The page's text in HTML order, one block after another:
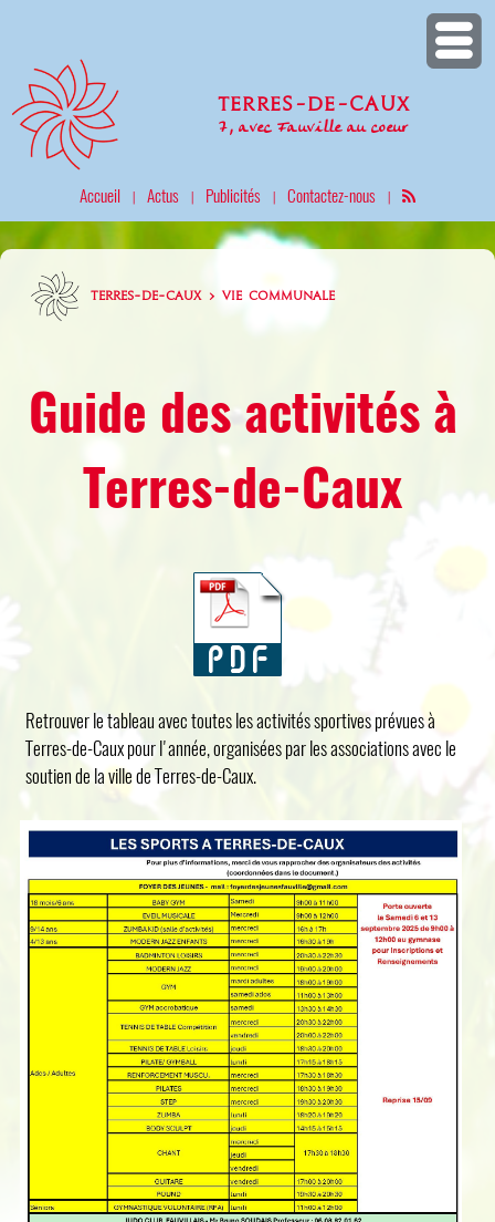
Terres-de-Caux
7, avec Fauville au coeur
Accueil | Actus | Publicités | Contactez-nous |
TERRES-DE-CAUX > VIE COMMUNALE
Guide des activités à
Terres-de-Caux
Retrouver le tableau avec toutes les activités sportives prévues à
Terres-de-Caux pour l'année, organisées par les associations avec le
soutien de la ville de Terres-de-Caux.